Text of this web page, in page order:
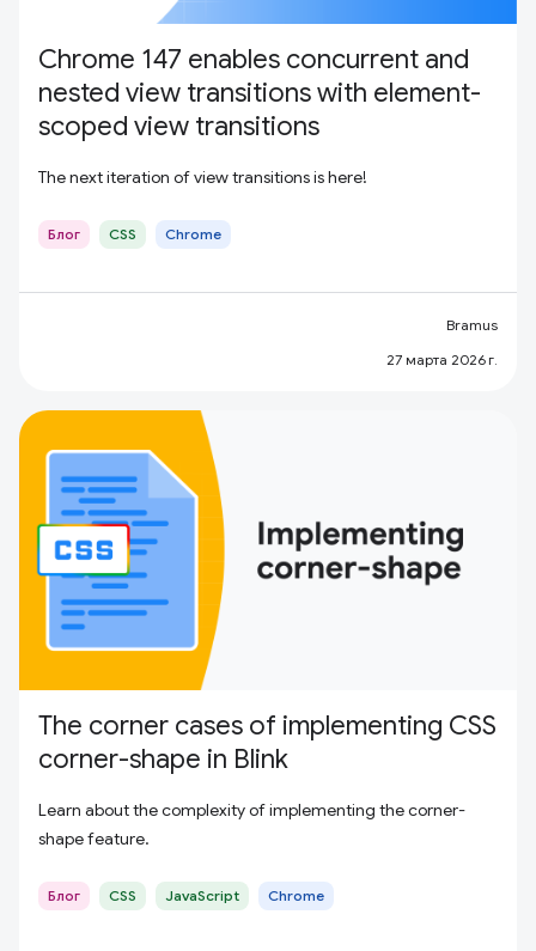
Chrome 147 enables concurrent and
nested view transitions with element-
scoped view transitions
The next iteration of view transitions is here!
Блог CSS Chrome
Bramus
27 марта 2026 г.
The corner cases of implementing CSS
corner-shape in Blink
Learn about the complexity of implementing the corner-
shape feature.
Блог CSS JavaScript Chrome